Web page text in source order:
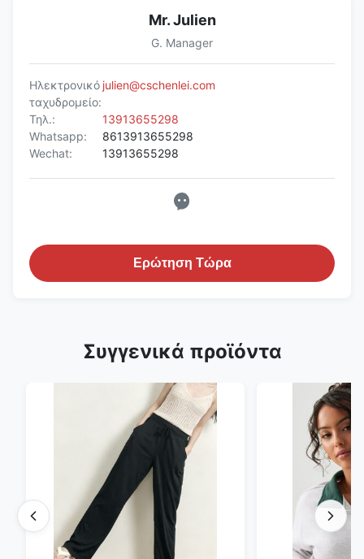
Mr. Julien
G. Manager
Ηλεκτρονικό
ταχυδρομείο:
julien@cschenlei.com
Τηλ.:
13913655298
Whatsapp:
8613913655298
Wechat:
13913655298
Ερώτηση Τώρα
Συγγενικά προϊόντα